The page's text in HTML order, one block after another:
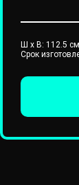
Ш x В: 112.5
Срок